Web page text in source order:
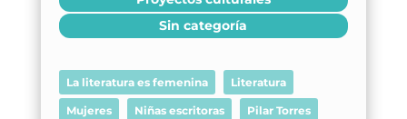
Sin categoría
La literatura es femenina Literatura
Mujeres Niñas escritoras Pilar Torres